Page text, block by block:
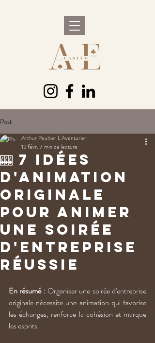
Post
🎰 7 idées
d'animation
originale
pour animer
une soirée
d'entreprise
réussie
Arthur Peultier L'Aventurier
12 févr. 7 min de lecture
En résumé : Organiser une soirée d'entreprise
originale nécessite une animation qui favorise
les échanges, renforce la cohésion et marque
les esprits.